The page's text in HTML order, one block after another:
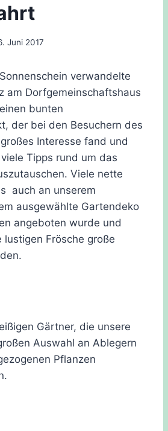
Juni 2017
verwandelte
am Dorfgemeinschaftshaus
bunten
der bei den Besuchern des
Interesse fand und
Tipps rund um das
Viele nette
auch an unserem
ausgewählte Gartendeko
angeboten wurde und
Frösche große
Gärtner, die unsere
Auswahl an Ablegern
Pflanzen